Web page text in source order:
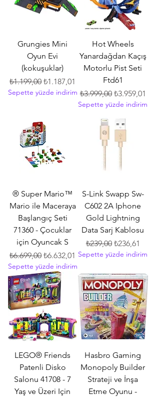
Grungies Mini
Oyun Evi
(kokuşuklar)
Normal Fiyat
₺1.199,00İndirimli Fiyat
₺1.187,01
Sepette yüzde indirim
Hot Wheels
Yanardağdan Kaçış
Motorlu Pist Seti
Ftd61
Normal Fiyat
₺3.999,00 İndirimli Fiyat
₺3.959,01
Sepette yüzde indirim
® Super Mario™
Mario ile Maceraya
Başlangıç Seti
71360 - Çocuklar
için Oyuncak S
Normal Fiyat
₺6.699,00İndirimli Fiyat
₺6.632,01
Sepette yüzde indirim
S-Link Swapp Sw-
C602 2A Iphone
Gold Lightning
Data Sarj Kablosu
Normal Fiyat
₺239,00 İndirimli Fiyat
₺236,61
Sepette yüzde indirim
LEGO® Friends
Patenli Disko
Salonu 41708 - 7
Yaş ve Üzeri Için
Hasbro Gaming
Monopoly Builder
Strateji ve İnşa
Etme Oyunu -